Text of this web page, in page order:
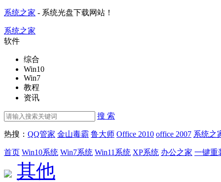
系统之家 - 系统光盘下载网站！
系统之家
软件
综合
Win10
Win7
教程
资讯
搜 索
热搜： QQ管家 金山毒霸 鲁大师 Office 2010 office 2007 系统之
首页 Win10系统 Win7系统 Win11系统 XP系统 办公之家 一键重
其他